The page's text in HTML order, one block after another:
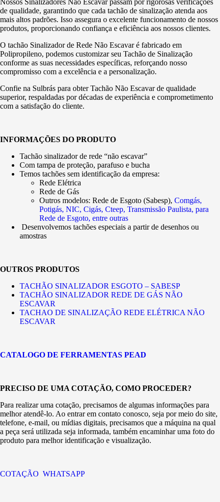
Nossos Sinalizadores Não Escavar passam por rigorosas verificações
de qualidade, garantindo que cada tachão de sinalização atenda aos
mais altos padrões. Isso assegura o excelente funcionamento de nossos
produtos, proporcionando confiança e eficiência aos nossos clientes.
O tachão Sinalizador de Rede Não Escavar é fabricado em
Polipropileno, podemos customizar seu Tachão de Sinalização
conforme as suas necessidades específicas, reforçando nosso
compromisso com a excelência e a personalização.
Confie na Sulbrás para obter Tachão Não Escavar de qualidade
superior, respaldadas por décadas de experiência e comprometimento
com a satisfação do cliente.
INFORMAÇÕES DO PRODUTO
Tachão sinalizador de rede “não escavar”
Com tampa de proteção, parafuso e bucha
Temos tachões sem identificação da empresa:
Rede Elétrica
Rede de Gás
Outros modelos: Rede de Esgoto (Sabesp), Comgás,
Potigás, NIC, Cigás, Cteep, Transmissão Paulista, para
Rede de Esgoto, entre outras
Desenvolvemos tachões especiais a partir de desenhos ou
amostras
OUTROS PRODUTOS
TACHÃO SINALIZADOR ESGOTO – SABESP
TACHÃO SINALIZADOR REDE DE GÁS NÃO
ESCAVAR
TACHAO DE SINALIZAÇÃO REDE ELÉTRICA NÃO
ESCAVAR
CATALOGO DE FERRAMENTAS PEAD
PRECISO DE UMA COTAÇÃO, COMO PROCEDER?
Para realizar uma cotação, precisamos de algumas informações para
melhor atendê-lo. Ao entrar em contato conosco, seja por meio do site,
telefone, e-mail, ou mídias digitais, precisamos que a máquina na qual
a peça será utilizada seja informada, também encaminhar uma foto do
produto para melhor identificação e visualização.
COTAÇÃO WHATSAPP